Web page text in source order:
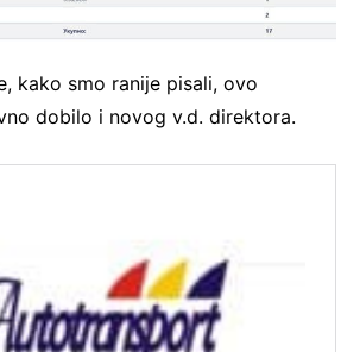
kako smo ranije pisali, ovo
dobilo i novog v.d. direktora.